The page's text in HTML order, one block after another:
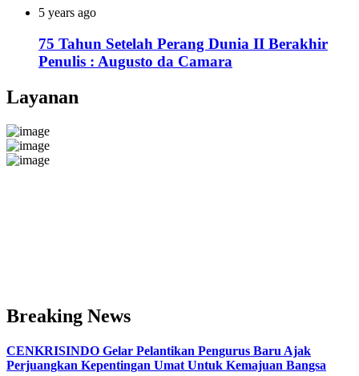
5 years ago
75 Tahun Setelah Perang Dunia II Berakhir
Penulis : Augusto da Camara
Layanan
Breaking News
CENKRISINDO Gelar Pelantikan Pengurus Baru Ajak
Perjuangkan Kepentingan Umat Untuk Kemajuan Bangsa